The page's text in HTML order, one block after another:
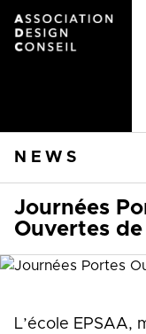
NEWS
Journées
Ouvertes
L’école EPSAA,